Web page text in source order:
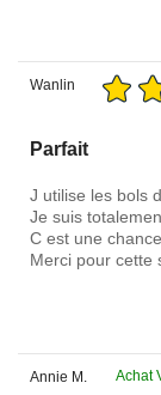
Wanlin
Parfait
J utilise les bols
Je suis
C est une
Merci pour cette
Annie M. Achat